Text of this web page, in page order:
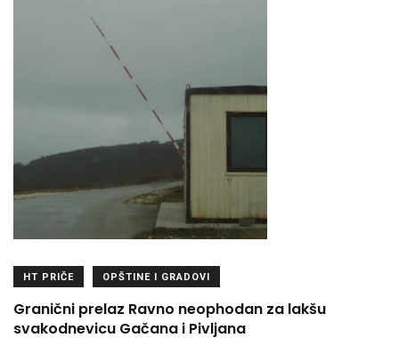
HT PRIČE OPŠTINE I GRADOVI
Granični prelaz Ravno neophodan za lakšu
svakodnevicu Gačana i Pivljana